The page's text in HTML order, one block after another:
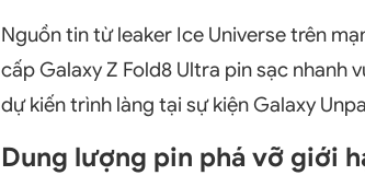
Nguồn tin từ leaker Ice Universe trên
cấp Galaxy Z Fold8 Ultra pin sạc nhanh
dự kiến trình làng tại sự kiện Galaxy
Dung lượng pin phá vỡ giới